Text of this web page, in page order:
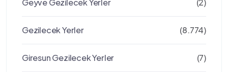
Geyve Gezilecek Yerler (2)
Gezilecek Yerler (8.774)
Giresun Gezilecek Yerler (7)